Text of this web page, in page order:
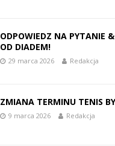
ODPOWIEDZ NA PYTANIE
OD DIADEM!
29 marca 2026 Redakcja
ZMIANA TERMINU TENIS
9 marca 2026 Redakcja